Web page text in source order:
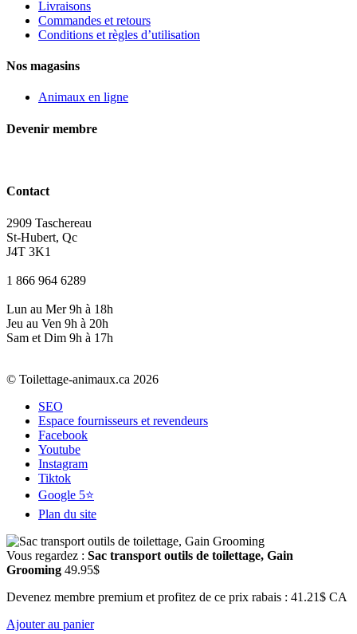
Livraisons
Commandes et retours
Conditions et règles d’utilisation
Nos magasins
Animaux en ligne
Devenir membre
Contact
2909 Taschereau
St-Hubert, Qc
J4T 3K1
1 866 964 6289
Lun au Mer 9h à 18h
Jeu au Ven 9h à 20h
Sam et Dim 9h à 17h
© Toilettage-animaux.ca 2026
SEO
Espace fournisseurs et revendeurs
Facebook
Youtube
Instagram
Tiktok
Google 5⭐
Plan du site
Vous regardez : Sac transport outils de toilettage, Gain
Grooming 49.95$
Devenez membre premium et profitez de ce prix rabais : 41.21$ CA
Ajouter au panier